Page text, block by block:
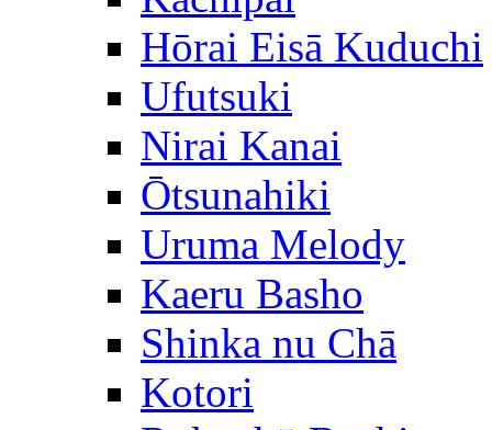
Hōrai Eisā Kuduchi
Ufutsuki
Nirai Kanai
Ōtsunahiki
Uruma Melody
Kaeru Basho
Shinka nu Chā
Kotori